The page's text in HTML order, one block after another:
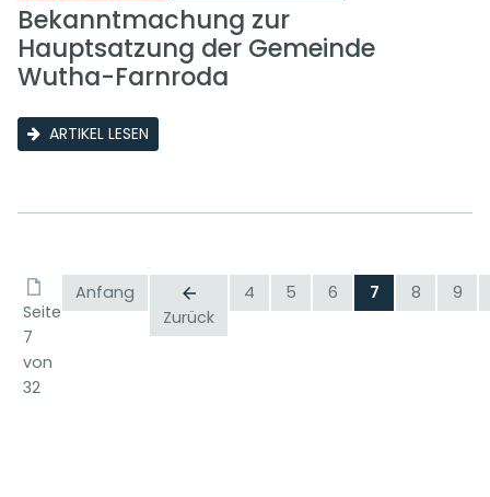
Bekanntmachung zur
Hauptsatzung der Gemeinde
Wutha-Farnroda
ARTIKEL LESEN
Seite
7
von
32
Anfang
Zurück
4 5 6 7 8 9